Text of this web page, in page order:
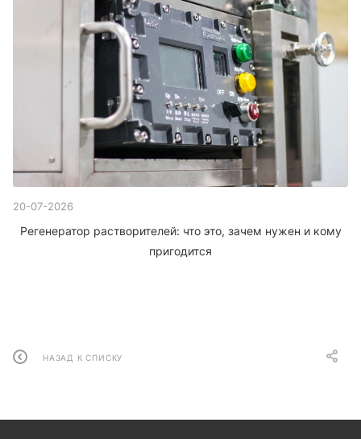
20-07-2026
Регенератор растворителей: что это, зачем нужен и кому
пригодится
НАЗАД К СПИСКУ